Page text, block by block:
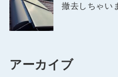
撤去しちゃい
アーカイブ